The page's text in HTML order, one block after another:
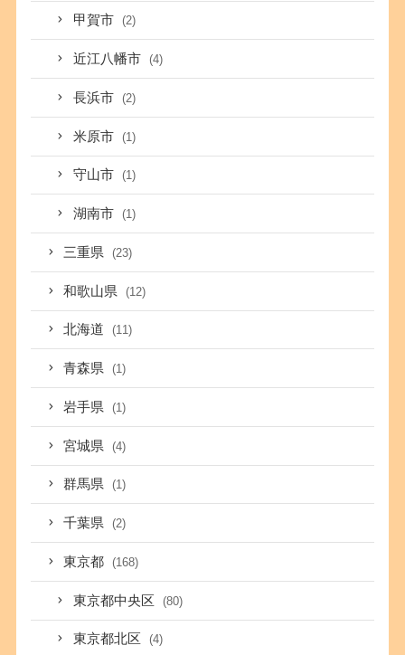
甲賀市 (2)
近江八幡市 (4)
長浜市 (2)
米原市 (1)
守山市 (1)
湖南市 (1)
三重県 (23)
和歌山県 (12)
北海道 (11)
青森県 (1)
岩手県 (1)
宮城県 (4)
群馬県 (1)
千葉県 (2)
東京都 (168)
東京都中央区 (80)
東京都北区 (4)